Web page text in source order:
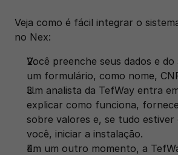
Veja como é fácil integrar o
no Nex:
Você preenche seus dados e
um formulário, como nome,
Um analista da TefWay entra
explicar como funciona,
sobre valores e, se tudo estiver
você, iniciar a instalação.
Em um outro momento, a